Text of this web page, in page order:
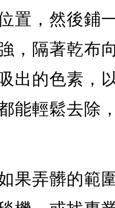
置，然後鋪
，隔著乾布
出的色素，
能輕鬆去除
果弄髒的範